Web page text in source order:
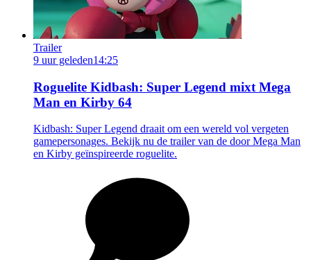
Trailer
9 uur geleden14:25
Roguelite Kidbash: Super Legend mixt Mega
Man en Kirby 64
Kidbash: Super Legend draait om een wereld vol vergeten
gamepersonages. Bekijk nu de trailer van de door Mega Man
en Kirby geïnspireerde roguelite.